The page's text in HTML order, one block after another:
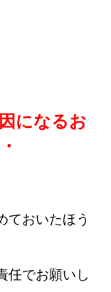
になるお
ておいたほう
任でお願いし